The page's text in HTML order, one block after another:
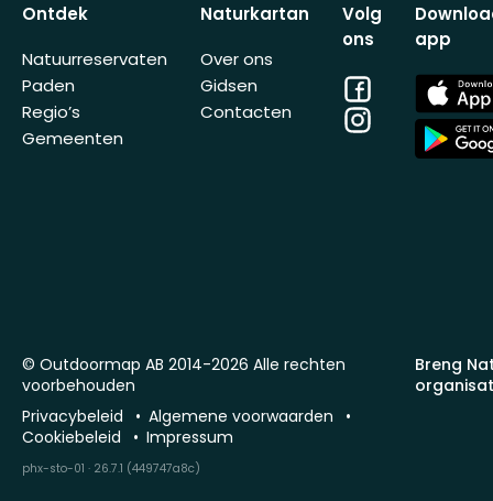
Ontdek
Natuurreservaten
Paden
Regio’s
Gemeenten
Naturkartan
Over ons
Gidsen
Contacten
Volg
ons
Facebook
Instagram
app
App
Store
App
Store
Breng
© Outdoormap AB 2014-2026 Alle rechten
voorbehouden
Privacybeleid
Algemene voorwaarden
Cookiebeleid
Impressum
phx-sto-01 · 26.7.1 (449747a8c)